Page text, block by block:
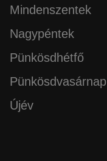
Mindenszentek
Nagypéntek
Pünkösdhétfő
Pünkösdvasárnap
Újév